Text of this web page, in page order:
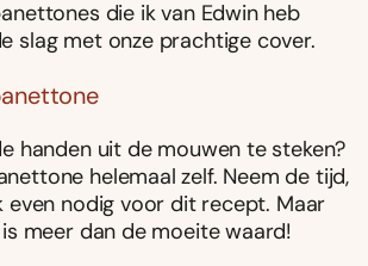
die ik van Edwin heb
slag met onze prachtige cover.
handen uit de mouwen te steken?
helemaal zelf. Neem de tijd,
even nodig voor dit recept. Maar
meer dan de moeite waard!